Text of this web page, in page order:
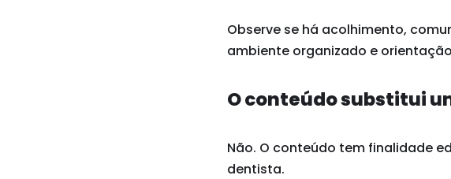
Observe se há acolhimento,
ambiente organizado e
O conteúdo substitui
Não. O conteúdo tem finalidade
dentista.